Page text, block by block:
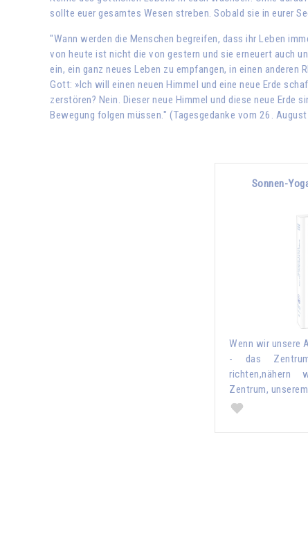
sollte euer gesamtes Wesen streben. Sobald sie in eurer
"Wann werden die Menschen begreifen, dass ihr Leben
von heute ist nicht die von gestern und sie erneuert auch
ein, ein ganz neues Leben zu empfangen, in einen
Gott: »Ich will einen neuen Himmel und eine neue Erde
zerstören? Nein. Dieser neue Himmel und diese neue Erde
Bewegung folgen müssen." (Tagesgedanke vom 26.
Sonnen-
Wenn wir unsere
- das
richten,nähern
Zentrum,